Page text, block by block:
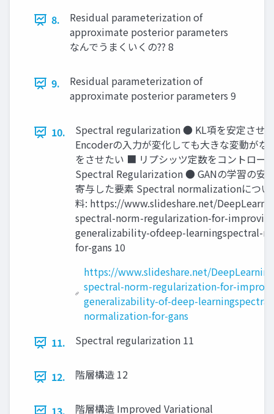
8.
Residual parameterization of
approximate posterior parameters
なんでうまくいくの?? 8
9.
Residual parameterization of
approximate posterior parameters 9
10.
Spectral regularization ● KL項を安定させ
Encoderの入力が変化しても大きな変動がな
をさせたい ■ リプシッツ定数をコントロ
Spectral Regularization ● GANの学習の安
寄与した要素 Spectral normalizationについ
料: https://www.slideshare.net/
spectral-norm-regularization-for-
generalizability-ofdeep-learningspectral-
for-gans 10
https://www.slideshare.net/
spectral-norm-regularization-for-
generalizability-of-deep-
normalization-for-gans
11.
Spectral regularization 11
12. 階層構造 12
階層構造 Improved Variational